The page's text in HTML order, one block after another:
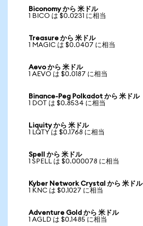
Biconomy から 米ドル
1 BICO は $0.0231 に相当
Treasure から 米ドル
1 MAGIC は $0.0407 に相当
Aevo から 米ドル
1 AEVO は $0.0187 に相当
Binance-Peg Polkadot から 米ドル
1 DOT は $0.8534 に相当
Liquity から 米ドル
1 LQTY は $0.1768 に相当
Spell から 米ドル
1 SPELL は $0.000078 に相当
Kyber Network Crystal から 米ドル
1 KNC は $0.1027 に相当
Adventure Gold から 米ドル
1 AGLD は $0.1485 に相当